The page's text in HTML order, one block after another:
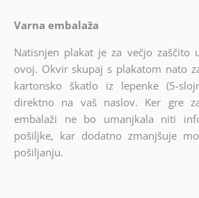
Varna embalaža
Natisnjen plakat je za večjo zaščito
ovoj. Okvir skupaj s plakatom nato
kartonsko škatlo iz lepenke (5-
direktno na vaš naslov. Ker gre
embalaži ne bo umanjkala niti
pošiljke, kar dodatno zmanjšuje
pošiljanju.